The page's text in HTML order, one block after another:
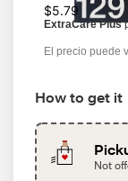
$5.79
ExtraCare Plus
El precio puede
How to get it
Not